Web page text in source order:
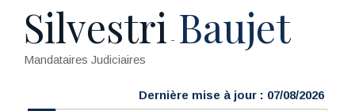
Silvestri - Baujet
Mandataires Judiciaires
Dernière mise à jour : 07/08/2026